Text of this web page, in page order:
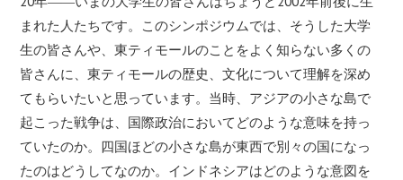
まれた人たちです。このシンポジウムでは、そうした大学
生の皆さんや、東ティモールのことをよく知らない多くの
皆さんに、東ティモールの歴史、文化について理解を深め
てもらいたいと思っています。当時、アジアの小さな島で
起こった戦争は、国際政治においてどのような意味を持っ
ていたのか。四国ほどの小さな島が東西で別々の国になっ
たのはどうしてなのか。インドネシアはどのような意図を